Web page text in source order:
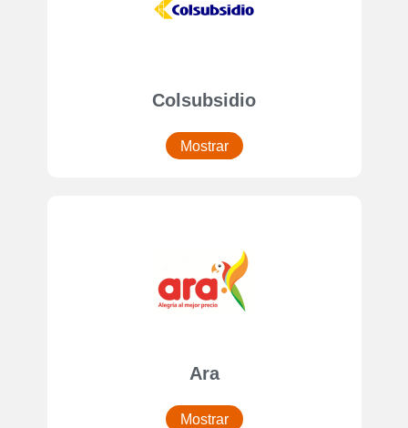
Colsubsidio
Mostrar
Ara
Mostrar